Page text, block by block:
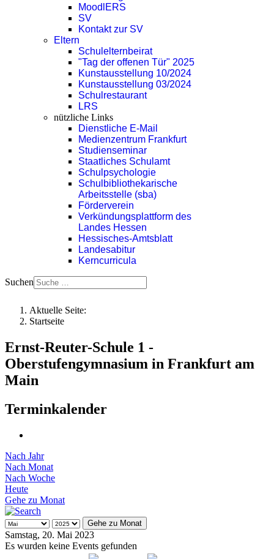
MoodlERS
SV
Kontakt zur SV
Eltern
Schulelternbeirat
"Tag der offenen Tür" 2025
Kunstausstellung 10/2024
Kunstausstellung 03/2024
Schulrestaurant
LRS
nützliche Links
Dienstliche E-Mail
Medienzentrum Frankfurt
Studienseminar
Staatliches Schulamt
Schulpsychologie
Schulbibliothekarische
Arbeitsstelle (sba)
Förderverein
Verkündungsplattform des
Landes Hessen
Hessisches-Amtsblatt
Landesabitur
Kerncurricula
Suchen
Aktuelle Seite:
Startseite
Ernst-Reuter-Schule 1 -
Oberstufengymnasium in Frankfurt am
Main
Terminkalender
Nach Jahr
Nach Monat
Nach Woche
Heute
Gehe zu Monat
Gehe zu Monat
Samstag, 20. Mai 2023
Es wurden keine Events gefunden